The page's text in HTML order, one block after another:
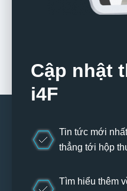
Cập nhật
i4F
Tin tức mới
thẳng tới hộp
Tìm hiểu thêm